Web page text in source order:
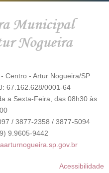
Centro - Artur Nogueira/SP
67.162.628/0001-64
a Sexta-Feira, das 08h30 às
/ 3877-2358 / 3877-5094
9.9605-9442
Acessibilidade